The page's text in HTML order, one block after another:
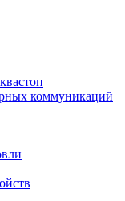
коммуникаций